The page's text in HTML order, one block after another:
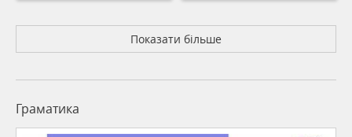
Показати більше
Граматика